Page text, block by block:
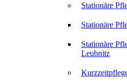
Stationäre
Stationäre
Stationäre
Leubnitz